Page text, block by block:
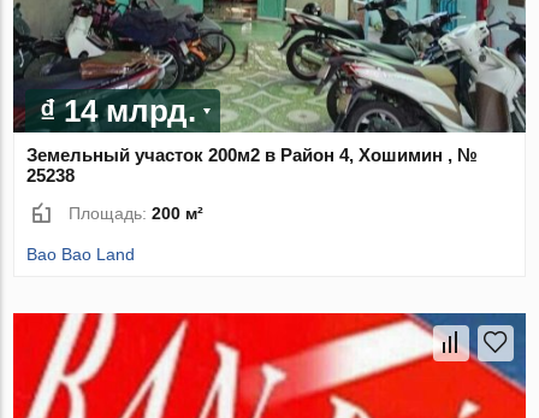
₫ 14 млрд.
Земельный участок 200м2 в Район 4, Хошимин , №
25238
Площадь:200 м²
Bao Bao Land